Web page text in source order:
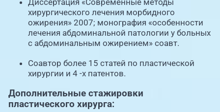
Диссертация «Современные методы
хирургического лечения морбидного
ожирения» 2007; монография «особенности
лечения абдоминальной патологии у больных
с абдоминальным ожирением» соавт.
Соавтор более 15 статей по пластической
хирургии и 4 -х патентов.
Дополнительные стажировки
пластического хирурга: